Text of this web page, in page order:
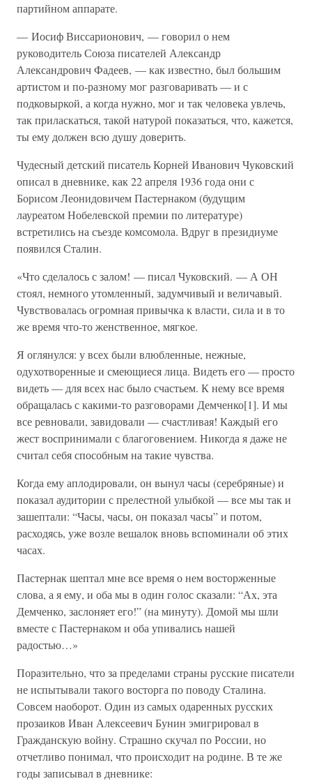
партийном аппарате.
— Иосиф Виссарионович, — говорил о нем
руководитель Союза писателей Александр
Александрович Фадеев, — как известно, был большим
артистом и по-разному мог разговаривать — и с
подковыркой, а когда нужно, мог и так человека увлечь,
так приласкаться, такой натурой показаться, что, кажется,
ты ему должен всю душу доверить.
Чудесный детский писатель Корней Иванович Чуковский
описал в дневнике, как 22 апреля 1936 года они с
Борисом Леонидовичем Пастернаком (будущим
лауреатом Нобелевской премии по литературе)
встретились на съезде комсомола. Вдруг в президиуме
появился Сталин.
«Что сделалось с залом! — писал Чуковский. — А ОН
стоял, немного утомленный, задумчивый и величавый.
Чувствовалась огромная привычка к власти, сила и в то
же время что-то женственное, мягкое.
Я оглянулся: у всех были влюбленные, нежные,
одухотворенные и смеющиеся лица. Видеть его — просто
видеть — для всех нас было счастьем. К нему все время
обращалась с какими-то разговорами Демченко[1]. И мы
все ревновали, завидовали — счастливая! Каждый его
жест воспринимали с благоговением. Никогда я даже не
считал себя способным на такие чувства.
Когда ему аплодировали, он вынул часы (серебряные) и
показал аудитории с прелестной улыбкой — все мы так и
зашептали: “Часы, часы, он показал часы” и потом,
расходясь, уже возле вешалок вновь вспоминали об этих
часах.
Пастернак шептал мне все время о нем восторженные
слова, а я ему, и оба мы в один голос сказали: “Ах, эта
Демченко, заслоняет его!” (на минуту). Домой мы шли
вместе с Пастернаком и оба упивались нашей
радостью…»
Поразительно, что за пределами страны русские писатели
не испытывали такого восторга по поводу Сталина.
Совсем наоборот. Один из самых одаренных русских
прозаиков Иван Алексеевич Бунин эмигрировал в
Гражданскую войну. Страшно скучал по России, но
отчетливо понимал, что происходит на родине. В те же
годы записывал в дневнике: